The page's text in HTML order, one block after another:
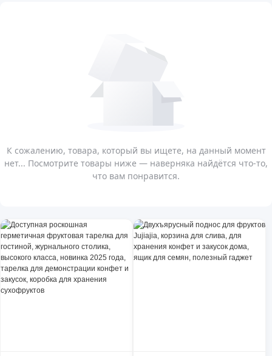
К сожалению, товара, который вы ищете, на данный момент
нет... Посмотрите товары ниже — наверняка найдётся что-то,
что вам понравится.